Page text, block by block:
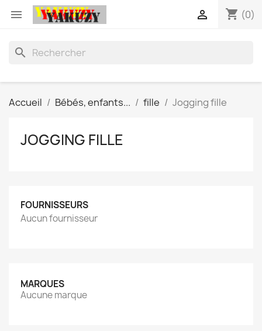
 shopping_cart (0)

search
Accueil Bébés, enfants... fille Jogging fille
JOGGING FILLE
FOURNISSEURS
Aucun fournisseur
MARQUES
Aucune marque